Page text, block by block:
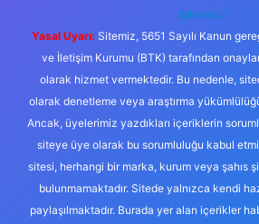
@karabul
Yasal Uyarı: Sitemiz, 5651 Sayılı Kanun
ve İletişim Kurumu (BTK) tarafından
olarak hizmet vermektedir. Bu nedenle,
olarak denetleme veya araştırma
Ancak, üyelerimiz yazdıkları içeriklerin
siteye üye olarak bu sorumluluğu kabul
sitesi, herhangi bir marka, kurum veya şahıs
bulunmamaktadır. Sitede yalnızca kendi
paylaşılmaktadır. Burada yer alan içerikler